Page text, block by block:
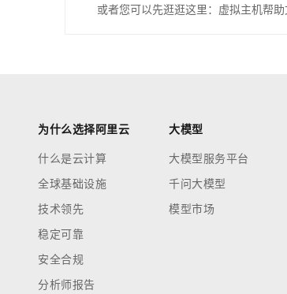
或者您可以先逛逛这里：虚拟主机帮助